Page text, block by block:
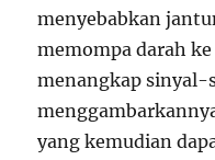
menyebabkan
memompa darah
menangkap sinyal-
yang kemudian